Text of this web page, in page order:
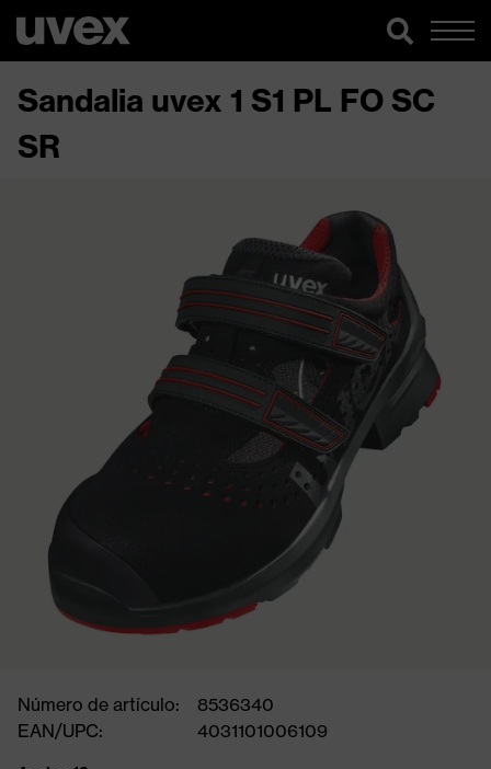
Sandalia uvex 1 S1 PL FO SC
SR
Número de artículo:
8536340
EAN/UPC:
4031101006109